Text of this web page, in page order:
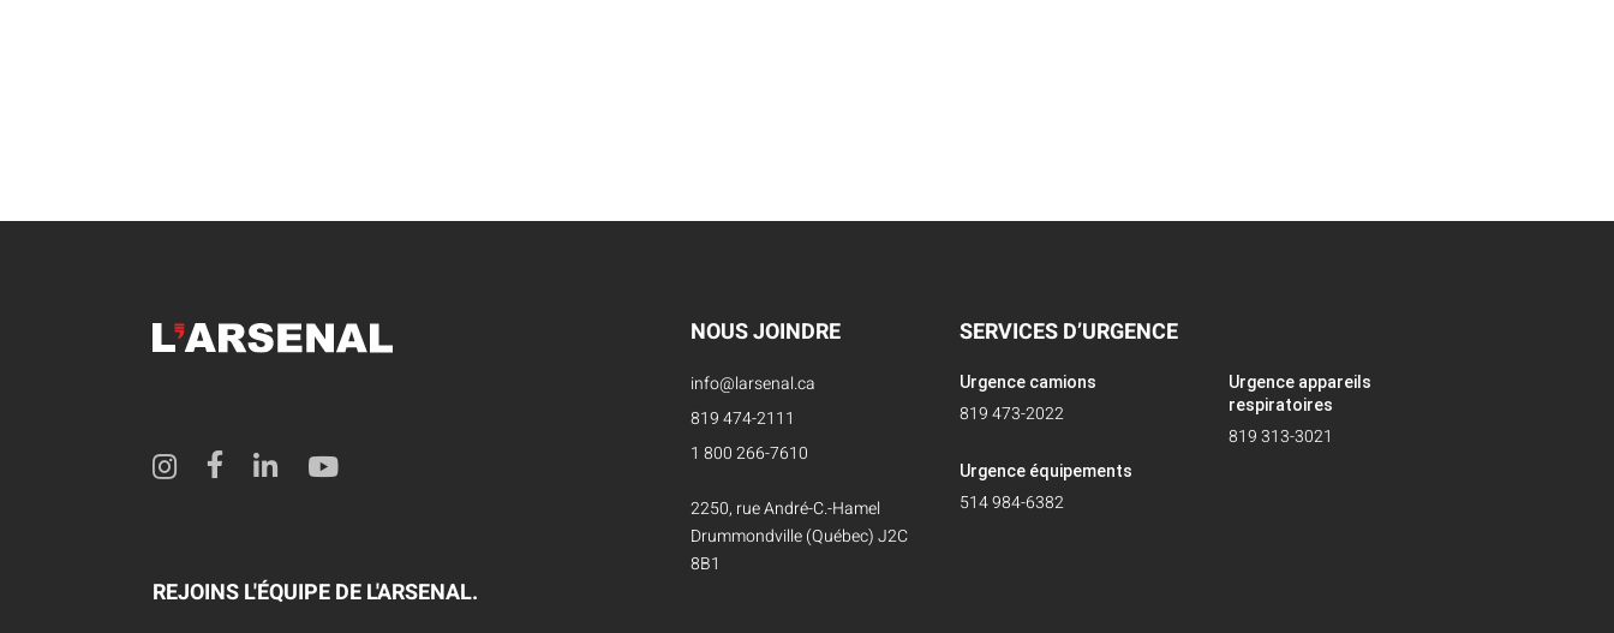
REJOINS L'ÉQUIPE DE L'ARSENAL.
NOUS JOINDRE
info@larsenal.ca
819 474-2111
1 800 266-7610
2250, rue André-C.-Hamel
Drummondville (Québec) J2C
8B1
SERVICES D’URGENCE
Urgence camions
819 473-2022
Urgence équipements
514 984-6382
Urgence appareils
respiratoires
819 313-3021